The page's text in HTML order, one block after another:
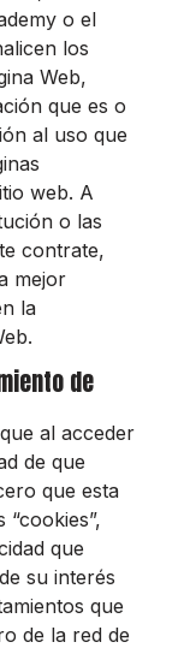
o el
los
Web,
que es o
al uso que
web. A
o las
contrate,
mejor
la
de
al acceder
de que
que esta
que
su interés
que
de la red de